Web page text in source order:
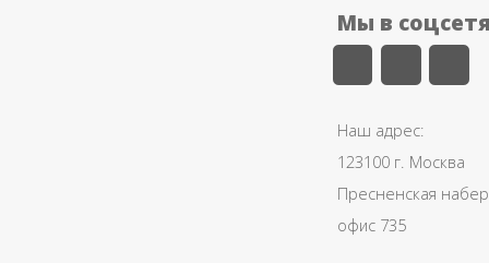
Мы в
Наш адрес:
123100 г. Москва
Пресненская
офис 735